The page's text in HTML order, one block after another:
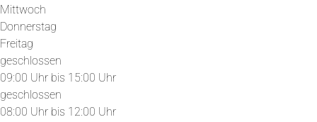
Mittwoch
Donnerstag
Freitag
geschlossen
09:00 Uhr bis 15:00 Uhr
geschlossen
08:00 Uhr bis 12:00 Uhr